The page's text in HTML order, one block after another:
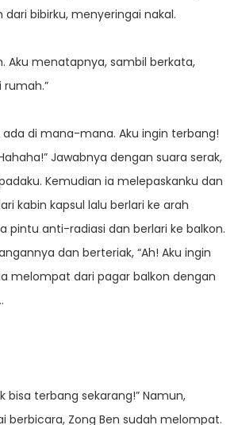
bibirku, menyeringai nakal.
Aku menatapnya, sambil berkata,
ada di mana-mana. Aku ingin terbang!
Jawabnya dengan suara serak,
Kemudian ia melepaskanku dan
kabin kapsul lalu berlari ke arah
pintu anti-radiasi dan berlari ke balkon.
dan berteriak, “Ah! Aku ingin
melompat dari pagar balkon dengan
bisa terbang sekarang!” Namun,
berbicara, Zong Ben sudah melompat.